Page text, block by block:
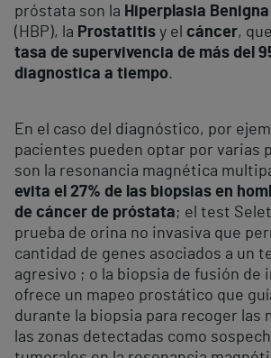
próstata son la Hiperplasia
(HBP), la Prostatitis y el cáncer,
tasa de supervivencia de más del
diagnostica a tiempo.
En el caso del diagnóstico, por
pacientes pueden optar por varias
son la resonancia magnética
evita el 27% de las biopsias en
de cáncer de próstata; el test
prueba de orina no invasiva que
cantidad de genes asociados a un
agresivo ; o la biopsia de fusión de
ofrece un mapeo prostático que
durante la biopsia para recoger las
las zonas detectadas como